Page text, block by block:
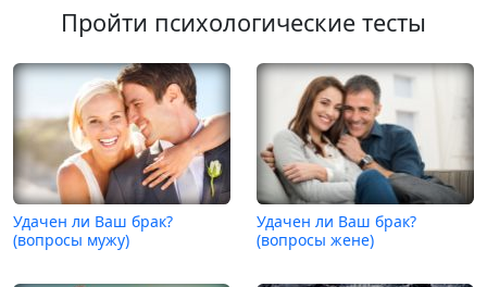
Пройти психологические тесты
Удачен ли Ваш брак?
(вопросы мужу)
Удачен ли Ваш брак?
(вопросы жене)